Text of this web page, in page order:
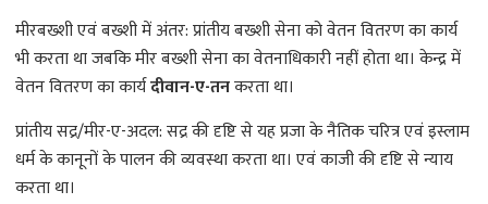
मीरबख्शी एवं बख्शी में अंतर: प्रांतीय बख्शी सेना को वेतन वितरण का कार्य
भी करता था जबकि मीर बख्शी सेना का वेतनाधिकारी नहीं होता था। केन्द्र में
वेतन वितरण का कार्यदीवान-ए-तनकरता था।
प्रांतीय सद्र/मीर-ए-अदल: सद्र की दृष्टि से यह प्रजा के नैतिक चरित्र एवं इस्लाम
धर्म के कानूनों के पालन की व्यवस्था करता था। एवं काजी की दृष्टि से न्याय
करता था।